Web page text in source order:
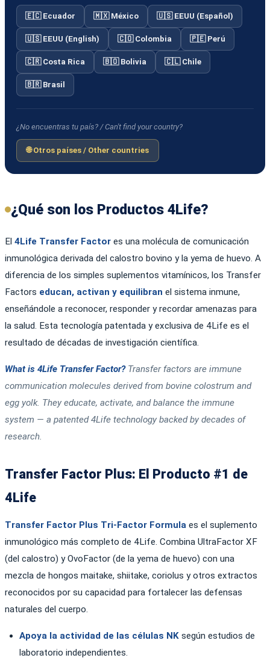
🇪🇨 Ecuador 🇲🇽 México 🇺🇸 EEUU (Español)
🇺🇸 EEUU (English) 🇨🇴 Colombia 🇵🇪 Perú
🇨🇷 Costa Rica 🇧🇴 Bolivia 🇨🇱 Chile
🇧🇷 Brasil
¿No encuentras tu país? / Can't find your country?
🌐 Otros países / Other countries
¿Qué son los Productos 4Life?
El 4Life Transfer Factor es una molécula de comunicación
inmunológica derivada del calostro bovino y la yema de huevo. A
diferencia de los simples suplementos vitamínicos, los Transfer
Factors educan, activan y equilibran el sistema inmune,
enseñándole a reconocer, responder y recordar amenazas para
la salud. Esta tecnología patentada y exclusiva de 4Life es el
resultado de décadas de investigación científica.
What is 4Life Transfer Factor?Transfer factors are immune
communication molecules derived from bovine colostrum and
egg yolk. They educate, activate, and balance the immune
system — a patented 4Life technology backed by decades of
research.
Transfer Factor Plus: El Producto #1 de
4Life
Transfer Factor Plus Tri-Factor Formula es el suplemento
inmunológico más completo de 4Life. Combina UltraFactor XF
(del calostro) y OvoFactor (de la yema de huevo) con una
mezcla de hongos maitake, shiitake, coriolus y otros extractos
reconocidos por su capacidad para fortalecer las defensas
naturales del cuerpo.
Apoya la actividad de las células NK según estudios de
laboratorio independientes.